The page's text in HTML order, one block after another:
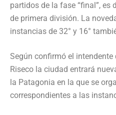
partidos de la fase “final”, es
de primera división. La
instancias de 32° y 16°
Según confirmó el intendente
Riseco la ciudad entrará
la Patagonia en la que se
correspondientes a las